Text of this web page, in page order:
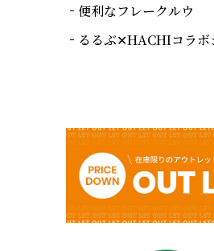
便利なフレークルウ
るるぶ✕HACHIコラボ